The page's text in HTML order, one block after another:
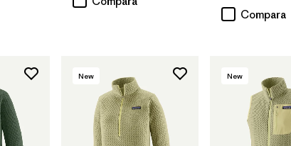
Compara
New New